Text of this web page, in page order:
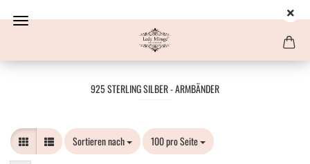
925 STERLING SILBER - ARMBÄNDER
Sortieren nach
Sortieren nach 100 pro Seite
pro Seite